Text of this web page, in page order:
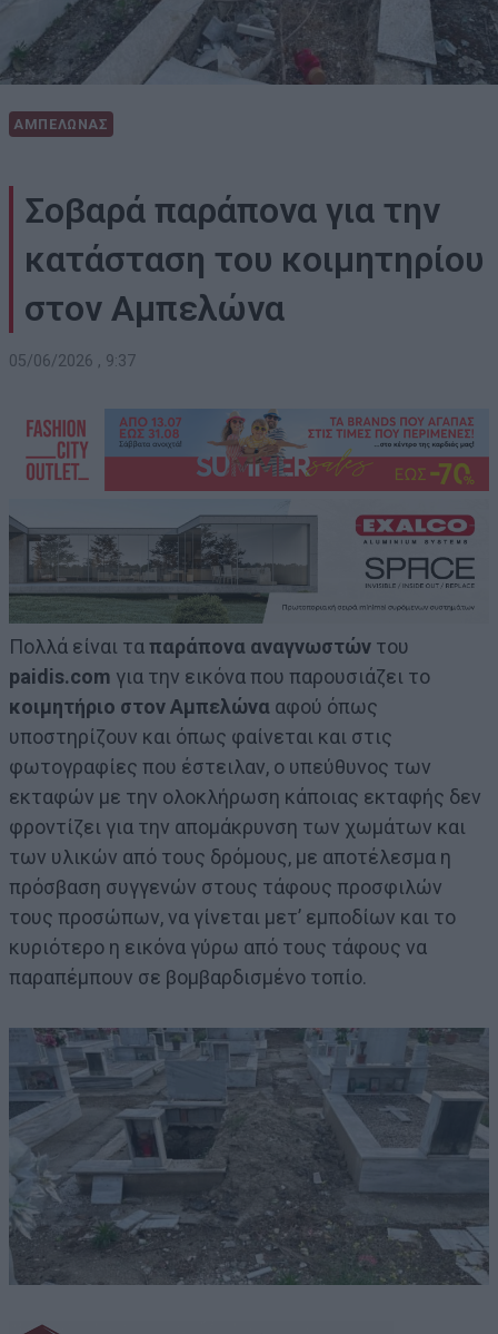
ΑΜΠΕΛΩΝΑΣ
Σοβαρά παράπονα για την
κατάσταση του κοιμητηρίου
στον Αμπελώνα
05/06/2026 , 9:37
Πολλά είναι ταπαράπονα αναγνωστών του
paidis.com για την εικόνα που παρουσιάζει το
κοιμητήριο στον Αμπελώνα αφού όπως
υποστηρίζουν και όπως φαίνεται και στις
φωτογραφίες που έστειλαν, ο υπεύθυνος των
εκταφών με την ολοκλήρωση κάποιας εκταφής δεν
φροντίζει για την απομάκρυνση των χωμάτων και
των υλικών από τους δρόμους, με αποτέλεσμα η
πρόσβαση συγγενών στους τάφους προσφιλών
τους προσώπων, να γίνεται μετ’ εμποδίων και το
κυριότερο η εικόνα γύρω από τους τάφους να
παραπέμπουν σε βομβαρδισμένο τοπίο.